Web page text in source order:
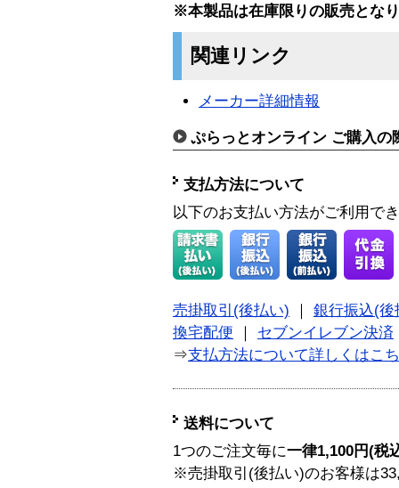
※本製品は在庫限りの販売とな
関連リンク
メーカー詳細情報
ぷらっとオンライン ご購入の
支払方法について
以下のお支払い方法がご利用で
売掛取引(後払い)
銀行振込(後
換宅配便
セブンイレブン決済
⇒支払方法について詳しくはこ
送料について
1つのご注文毎に一律1,100円(税
※売掛取引(後払い)のお客様は